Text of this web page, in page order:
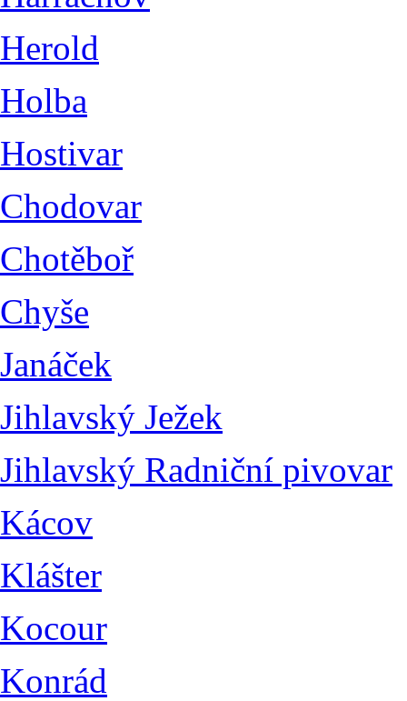
Herold
Holba
Hostivar
Chodovar
Chotěboř
Chyše
Janáček
Jihlavský Ježek
Jihlavský Radniční pivovar
Kácov
Klášter
Kocour
Konrád